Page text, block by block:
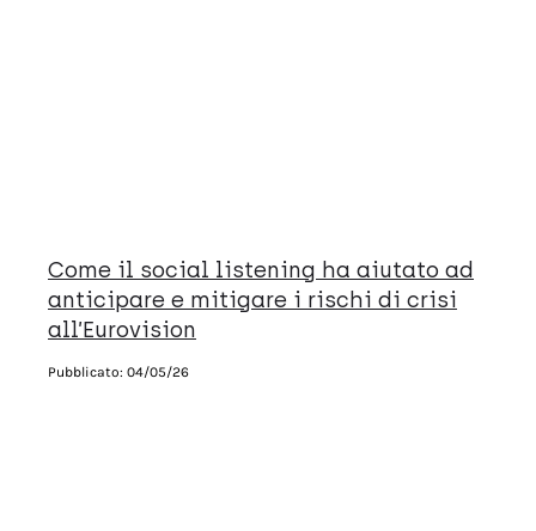
Come il social listening ha aiutato ad
anticipare e mitigare i rischi di crisi
all’Eurovision
Pubblicato: 04/05/26